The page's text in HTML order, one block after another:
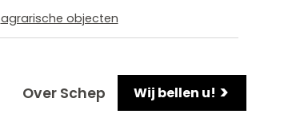
agrarische objecten
Over Schep Wij bellen u! >